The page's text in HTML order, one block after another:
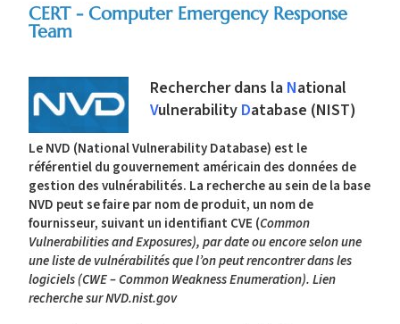
CERT - Computer Emergency Response
Team
Rechercher dans la National
Vulnerability Database (NIST)
Le NVD (National Vulnerability Database) est le
référentiel du gouvernement américain des données de
gestion des vulnérabilités. La recherche au sein de la base
NVD peut se faire par nom de produit, un nom de
fournisseur, suivant un identifiant CVE (Common
Vulnerabilities and Exposures), par date ou encore selon une
une liste de vulnérabilités que l’on peut rencontrer dans les
logiciels (CWE – Common Weakness Enumeration).Lien
recherche sur NVD.nist.gov